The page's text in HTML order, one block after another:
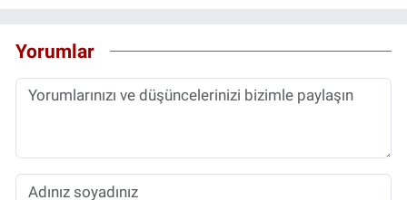
Yorumlar